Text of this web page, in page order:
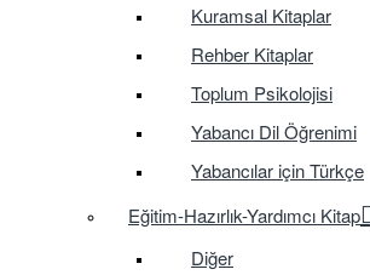
Kuramsal Kitaplar
Rehber Kitaplar
Toplum Psikolojisi
Yabancı Dil Öğrenimi
Yabancılar için Türkçe
Eğitim-Hazırlık-Yardımcı Kitap
Diğer